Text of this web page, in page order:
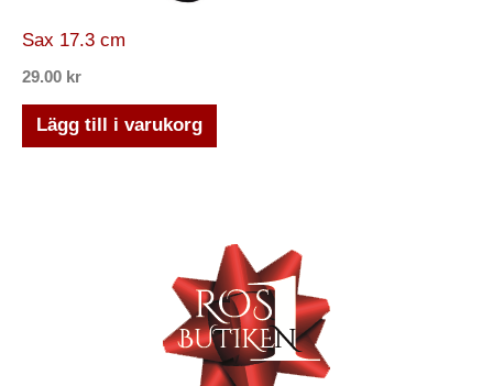
Sax 17.3 cm
29.00 kr
Lägg till i varukorg